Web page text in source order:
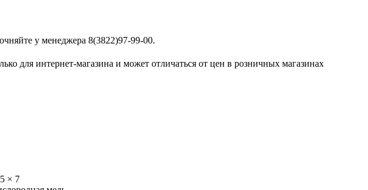
у менеджера 8(3822)97-99-00.
для интернет-магазина и может отличаться от цен в розничных магазинах
× 7